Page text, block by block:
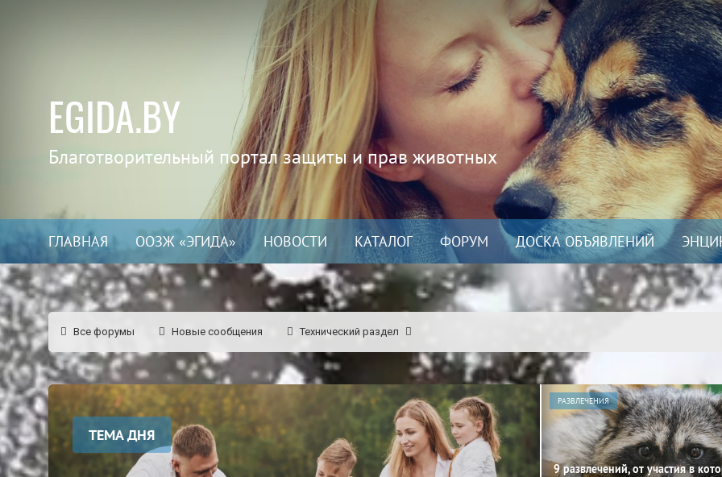
EGIDA.BY
Благотворительный портал защиты и прав животных
ГЛАВНАЯ ООЗЖ «ЭГИДА» НОВОСТИ КАТАЛОГ ФОРУМ ДОСКА ОБЪЯВЛЕНИЙ
Все форумы Новые сообщения Технический раздел
ТЕМА ДНЯ
РАЗВЛЕЧЕНИЯ
9 развлечений, от участия в